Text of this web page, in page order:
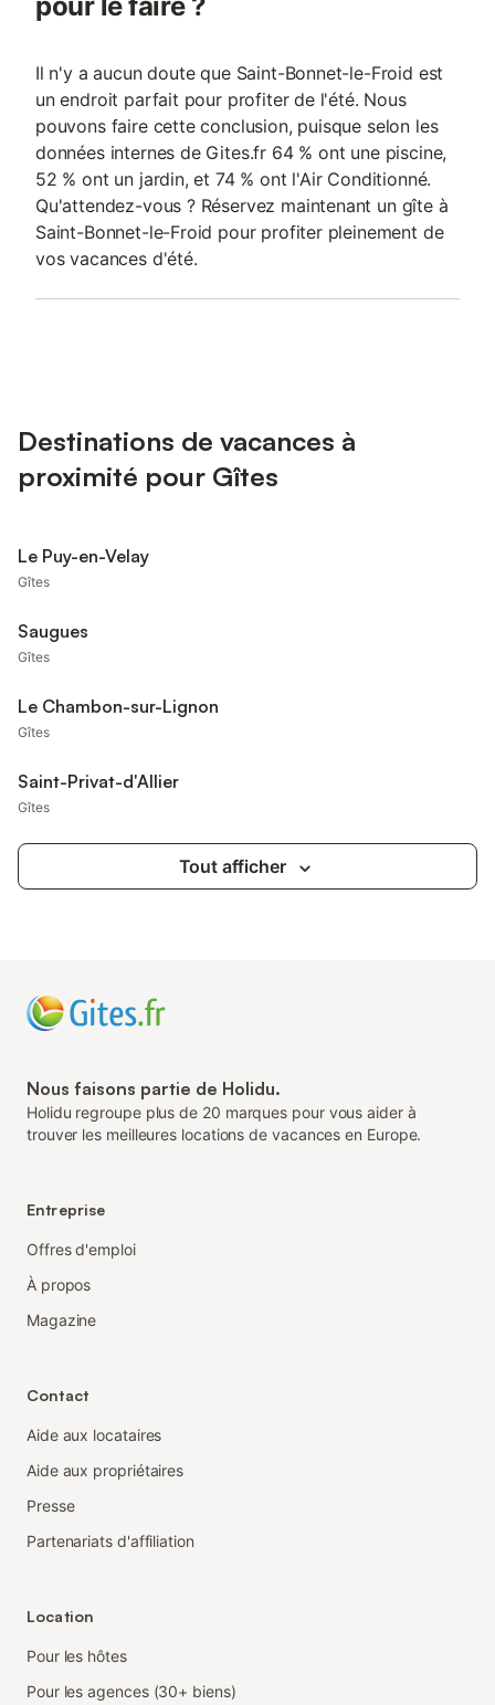
Il n'y a aucun doute que Saint-Bonnet-le-Froid est
un endroit parfait pour profiter de l'été. Nous
pouvons faire cette conclusion, puisque selon les
données internes de Gites.fr 64 % ont une piscine,
52 % ont un jardin, et 74 % ont l'Air Conditionné.
Qu'attendez-vous ? Réservez maintenant un gîte à
Saint-Bonnet-le-Froid pour profiter pleinement de
vos vacances d'été.
Destinations de vacances à
proximité pour Gîtes
Le Puy-en-Velay
Gîtes
Saugues
Gîtes
Le Chambon-sur-Lignon
Gîtes
Saint-Privat-d'Allier
Gîtes
Tout afficher
Nous faisons partie de Holidu.
Holidu regroupe plus de 20 marques pour vous aider à
trouver les meilleures locations de vacances en Europe.
Entreprise
Offres d'emploi
À propos
Magazine
Contact
Aide aux locataires
Aide aux propriétaires
Presse
Partenariats d'affiliation
Location
Pour les hôtes
Pour les agences (30+ biens)